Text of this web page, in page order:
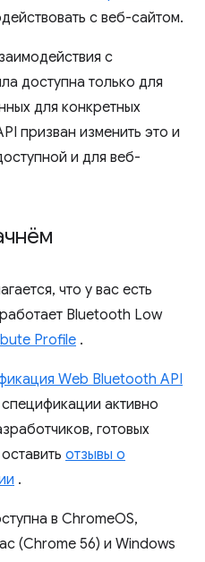
с веб-сайтом.
с
доступна только для
для конкретных
призван изменить это и
и для веб-
что у вас есть
Bluetooth Low
Profile .
Web Bluetooth API
активно
готовых
отзывы о
.
в ChromeOS,
(Chrome 56) и Windows